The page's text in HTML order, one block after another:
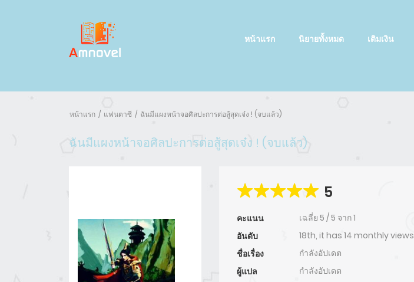
หน้าแรก นิยายทั้งหมด เติมเงิน
หน้าแรก แฟนตาซี ฉันมีแผงหน้าจอศิลปะการต่อสู้สุดเจ๋ง ! (จบแล้ว)
ฉันมีแผงหน้าจอศิลปะการต่อสู้สุดเจ๋ง ! (จบแล้ว)
5
คะแนน เฉลี่ย 5 /5 จาก1
อันดับ
18th, it has 14 monthly views
ชื่อเรื่อง
กำลังอัปเดต
ผู้แปล
กำลังอัปเดต